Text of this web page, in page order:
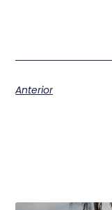
Anterior